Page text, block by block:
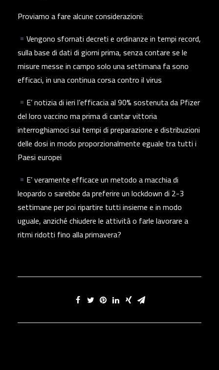
Proviamo a fare alcune considerazioni:
Vengono sfornati decreti e ordinanze in tempi record,
sulla base di dati di giorni prima, senza contare se le
misure messe in campo solo una settimana fa sono
efficaci, in una continua corsa contro il virus
E’ notizia di ieri l’efficacia al 90% sostenuta da Pfizer
del loro vaccino ma prima di cantar vittoria
interroghiamoci sui tempi di preparazione e distribuzioni
delle dosi in modo proporzionalmente eguale tra tutti i
Paesi europei
E’ veramente efficace un metodo a macchia di
leopardo o sarebbe da preferire un lockdown di 2-3
settimane per poi ripartire tutti insieme e in modo
uguale, anziché chiudere le attività o farle lavorare a
ritmi ridotti fino alla primavera?